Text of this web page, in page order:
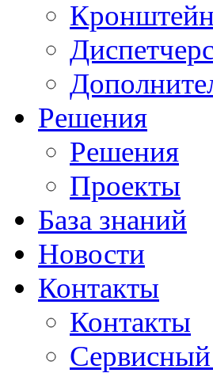
Решения
Решения
Проекты
База знаний
Новости
Контакты
Контакты